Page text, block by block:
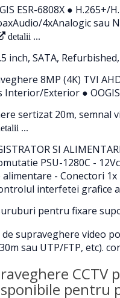
ESR-6808X ● H.265+/
4xAnalogic sau
detalii ...
inch, SATA,
8MP (4K) TVI
Exterior ● OOGIS
sertizat 20m, semnal
...
SI
PSU-1280C -
- Conectori 1x
interfetei grafice
pentru fixare
supraveghere video
sau UTP/FTP, etc).
pentru